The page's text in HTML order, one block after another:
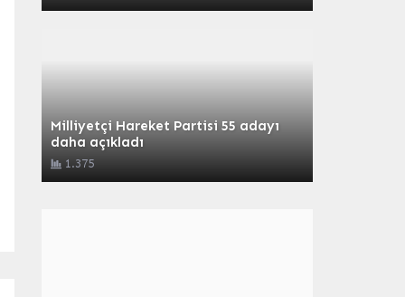
Milliyetçi Hareket Partisi 55 adayı
daha açıkladı
1.375